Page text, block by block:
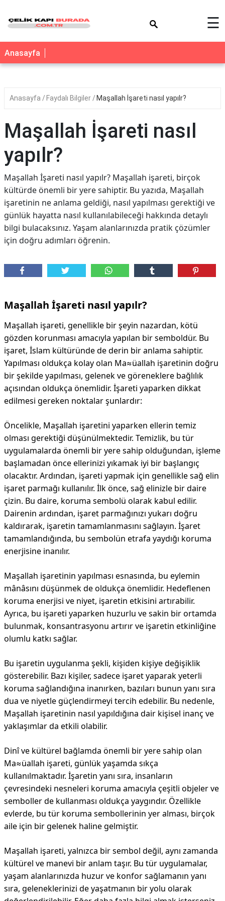
☰
Anasayfa
Anasayfa Faydalı Bilgiler Maşallah İşareti nasıl yapılr?
Maşallah İşareti nasıl
yapılr?
Maşallah İşareti nasıl yapılr? Maşallah işareti, birçok
kültürde önemli bir yere sahiptir. Bu yazıda, Maşallah
işaretinin ne anlama geldiği, nasıl yapılması gerektiği ve
günlük hayatta nasıl kullanılabileceği hakkında detaylı
bilgi bulacaksınız. Yaşam alanlarınızda pratik çözümler
için doğru adımları öğrenin.
Maşallah İşareti nasıl yapılr?
Maşallah işareti, genellikle bir şeyin nazardan, kötü
gözden korunması amacıyla yapılan bir semboldür. Bu
işaret, İslam kültüründe de derin bir anlama sahiptir.
Yapılması oldukça kolay olan Ma≈üallah işaretinin doğru
bir şekilde yapılması, gelenek ve göreneklere bağlılık
açısından oldukça önemlidir. İşareti yaparken dikkat
edilmesi gereken noktalar şunlardır:
Öncelikle, Maşallah işaretini yaparken ellerin temiz
olması gerektiği düşünülmektedir. Temizlik, bu tür
uygulamalarda önemli bir yere sahip olduğundan, işleme
başlamadan önce ellerinizi yıkamak iyi bir başlangıç
olacaktır. Ardından, işareti yapmak için genellikle sağ elin
işaret parmağı kullanılır. İlk önce, sağ elinizle bir daire
çizin. Bu daire, koruma sembolü olarak kabul edilir.
Dairenin ardından, işaret parmağınızı yukarı doğru
kaldırarak, işaretin tamamlanmasını sağlayın. İşaret
tamamlandığında, bu sembolün etrafa yaydığı koruma
enerjisine inanılır.
Maşallah işaretinin yapılması esnasında, bu eylemin
mânâsını düşünmek de oldukça önemlidir. Hedeflenen
koruma enerjisi ve niyet, işaretin etkisini artırabilir.
Ayrıca, bu işareti yaparken huzurlu ve sakin bir ortamda
bulunmak, konsantrasyonu artırır ve işaretin etkinliğine
olumlu katkı sağlar.
Bu işaretin uygulanma şekli, kişiden kişiye değişiklik
gösterebilir. Bazı kişiler, sadece işaret yaparak yeterli
koruma sağlandığına inanırken, bazıları bunun yanı sıra
dua ve niyetle güçlendirmeyi tercih edebilir. Bu nedenle,
Maşallah işaretinin nasıl yapıldığına dair kişisel inanç ve
yaklaşımlar da etkili olabilir.
Dinî ve kültürel bağlamda önemli bir yere sahip olan
Ma≈üallah işareti, günlük yaşamda sıkça
kullanılmaktadır. İşaretin yanı sıra, insanların
çevresindeki nesneleri koruma amacıyla çeşitli objeler ve
semboller de kullanması oldukça yaygındır. Özellikle
evlerde, bu tür koruma sembollerinin yer alması, birçok
aile için bir gelenek haline gelmiştir.
Maşallah işareti, yalnızca bir sembol değil, aynı zamanda
kültürel ve manevi bir anlam taşır. Bu tür uygulamalar,
yaşam alanlarınızda huzur ve konfor sağlamanın yanı
sıra, geleneklerinizi de yaşatmanın bir yolu olarak